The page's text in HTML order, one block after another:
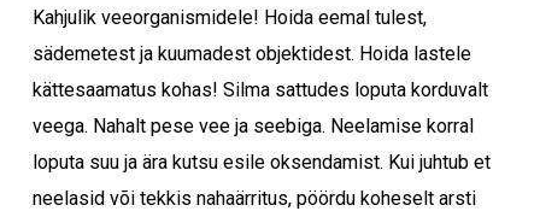
Kahjulik veeorganismidele! Hoida eemal tulest,
sädemetest ja kuumadest objektidest. Hoida lastele
kättesaamatus kohas! Silma sattudes loputa korduvalt
veega. Nahalt pese vee ja seebiga. Neelamise korral
loputa suu ja ära kutsu esile oksendamist. Kui juhtub et
neelasid või tekkis nahaärritus, pöördu koheselt arsti